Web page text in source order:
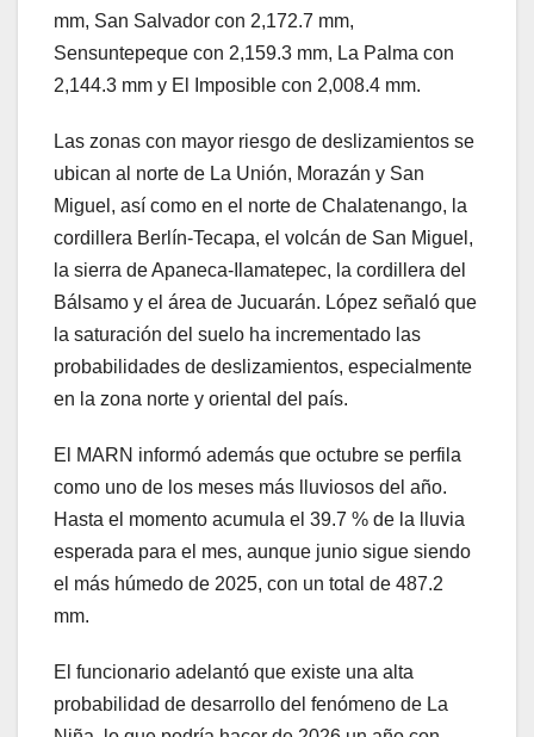
mm, San Salvador con 2,172.7 mm,
Sensuntepeque con 2,159.3 mm, La Palma con
2,144.3 mm y El Imposible con 2,008.4 mm.
Las zonas con mayor riesgo de deslizamientos se
ubican al norte de La Unión, Morazán y San
Miguel, así como en el norte de Chalatenango, la
cordillera Berlín-Tecapa, el volcán de San Miguel,
la sierra de Apaneca-Ilamatepec, la cordillera del
Bálsamo y el área de Jucuarán. López señaló que
la saturación del suelo ha incrementado las
probabilidades de deslizamientos, especialmente
en la zona norte y oriental del país.
El MARN informó además que octubre se perfila
como uno de los meses más lluviosos del año.
Hasta el momento acumula el 39.7 % de la lluvia
esperada para el mes, aunque junio sigue siendo
el más húmedo de 2025, con un total de 487.2
mm.
El funcionario adelantó que existe una alta
probabilidad de desarrollo del fenómeno de La